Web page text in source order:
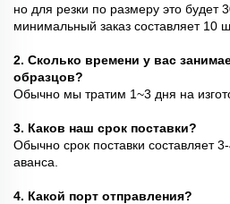
но для резки по размеру это будет
минимальный заказ составляет 10
2. Сколько времени у вас
образцов?
Обычно мы тратим 1~3 дня на
3. Каков наш срок поставки?
Обычно срок поставки составляет
аванса.
4. Какой порт отправления?